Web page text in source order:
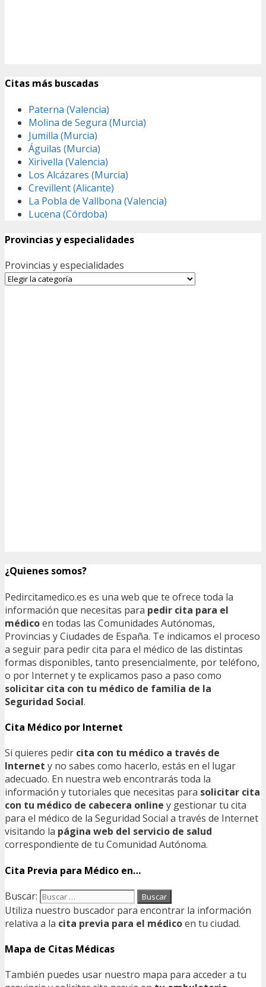
Citas más buscadas
Paterna (Valencia)
Molina de Segura (Murcia)
Jumilla (Murcia)
Águilas (Murcia)
Xirivella (Valencia)
Los Alcázares (Murcia)
Crevillent (Alicante)
La Pobla de Vallbona (Valencia)
Lucena (Córdoba)
Provincias y especialidades
Provincias y especialidades
¿Quienes somos?
Pedircitamedico.es es una web que te ofrece toda la
información que necesitas para pedir cita para el
médicoen todas las Comunidades Autónomas,
Provincias y Ciudades de España. Te indicamos el proceso
a seguir para pedir cita para el médico de las distintas
formas disponibles, tanto presencialmente, por teléfono,
o por Internet y te explicamos paso a paso como
solicitar cita con tu médico de familia de la
Seguridad Social.
Cita Médico por Internet
Si quieres pedir cita con tu médico a través de
Internet y no sabes como hacerlo, estás en el lugar
adecuado. En nuestra web encontrarás toda la
información y tutoriales que necesitas para solicitar cita
con tu médico de cabecera online y gestionar tu cita
para el médico de la Seguridad Social a través de Internet
visitando la página web del servicio de salud
correspondiente de tu Comunidad Autónoma.
Cita Previa para Médico en…
Buscar:
Utiliza nuestro buscador para encontrar la información
relativa a la cita previa para el médicoen tu ciudad.
Mapa de Citas Médicas
También puedes usar nuestro mapa para acceder a tu